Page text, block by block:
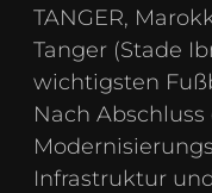
TANGER,
Tanger (Stade
wichtigsten
Nach Abschluss
Infrastruktur